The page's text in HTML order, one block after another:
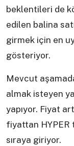
beklentileri de
edilen balina
girmek için en
gösteriyor.
Mevcut
almak isteyen
yapıyor. Fiyat
fiyattan HYPER
sıraya giriyor.